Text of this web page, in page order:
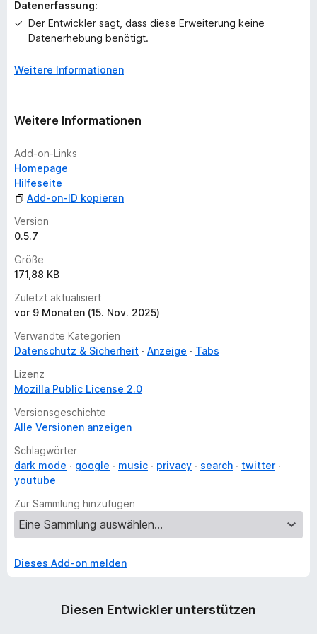
n
r
Datenerfassung:
Der Entwickler sagt, dass diese Erweiterung keine
Datenerhebung benötigt.
Weitere Informationen
Weitere Informationen
Add-on-Links
Homepage
Hilfeseite
Add-on-ID kopieren
Version
0.5.7
Größe
171,88 KB
Zuletzt aktualisiert
vor 9 Monaten (15. Nov. 2025)
Verwandte Kategorien
Datenschutz & Sicherheit
Anzeige
Tabs
Lizenz
Mozilla Public License 2.0
Versionsgeschichte
Alle Versionen anzeigen
Schlagwörter
dark mode
google music privacy search
twitter
youtube
Zur Sammlung hinzufügen
Dieses Add-on melden
Diesen Entwickler unterstützen